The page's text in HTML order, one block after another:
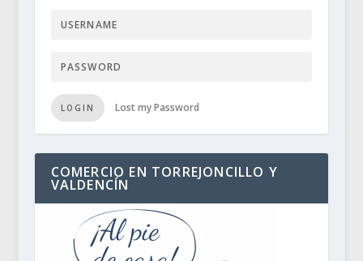
LOGIN Lost my Password
COMERCIO EN TORREJONCILLO Y
VALDENCÍN